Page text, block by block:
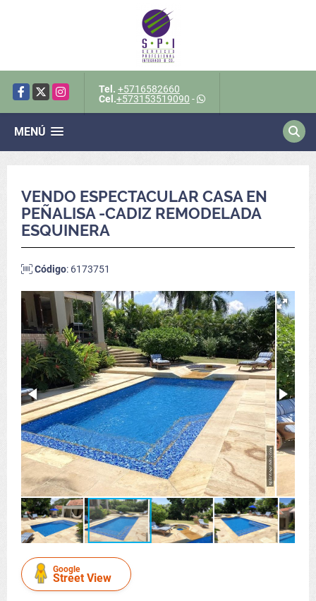
Facebook
X Instagram Tel. +5716582660
Cel.+573153519090 -
MENÚ
VENDO ESPECTACULAR CASA EN
PEÑALISA -CADIZ REMODELADA
ESQUINERA
Código: 6173751
Google
Street View